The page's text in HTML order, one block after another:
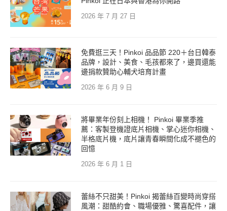
2026 年 7 月 27 日
免費逛三天！Pinkoi 品品節 220＋台日韓泰
品牌，設計、美食、毛孩都來了，邊買還能
邊捐款贊助心輔犬培育計畫
2026 年 6 月 9 日
將畢業年份刻上相機！ Pinkoi 畢業季推
薦：客製登機證底片相機、掌心迷你相機、
半格底片機，底片讓青春瞬間化成不褪色的
回憶
2026 年 6 月 1 日
蕾絲不只甜美！Pinkoi 揭蕾絲百變時尚穿搭
風潮：甜酷約會、職場優雅、驚喜配件，讓